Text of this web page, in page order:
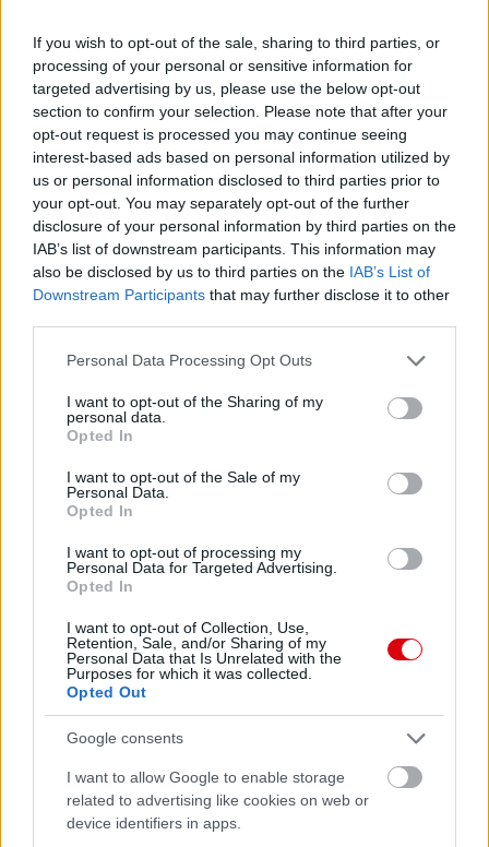
If you wish to opt-out of the sale, sharing to third parties, or
processing of your personal or sensitive information for
targeted advertising by us, please use the below opt-out
section to confirm your selection. Please note that after your
opt-out request is processed you may continue seeing
interest-based ads based on personal information utilized by
us or personal information disclosed to third parties prior to
your opt-out. You may separately opt-out of the further
disclosure of your personal information by third parties on the
IAB’s list of downstream participants. This information may
also be disclosed by us to third parties on the IAB’s List of
Downstream Participants that may further disclose it to other
Please note that this website/app uses one or more Google
not limited to your visit or usage behaviour. You may click to
grant or deny consent to Google and its third-party tags to
use your data for below specified purposes in below Google
consent section.
Personal Data Processing Opt Outs
I want to opt-out of the Sharing of my
personal data.
Opted In
I want to opt-out of the Sale of my
Personal Data.
Opted In
I want to opt-out of processing my
Personal Data for Targeted Advertising.
Opted In
I want to opt-out of Collection, Use,
Retention, Sale, and/or Sharing of my
Personal Data that Is Unrelated with the
Purposes for which it was collected.
Opted Out
Google consents
I want to allow Google to enable storage
related to advertising like cookies on web or
device identifiers in apps.
Meccs Center
Paris Saint-Germain
vs
Manchester United
Felkészülési szezon 4. mérkőzés
Nya Ullevi, Göteborg
2026-08-08 17:00
Leeds UnitedvsManchester United2026-08-12 20:30
Manchester United